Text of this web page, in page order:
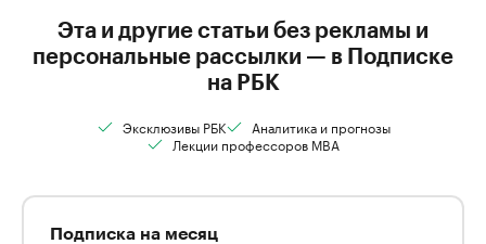
Эта и другие статьи без рекламы и
персональные рассылки — в Подписке
на РБК
Эксклюзивы РБК
Аналитика и прогнозы
Лекции профессоров MBA
Подписка на месяц